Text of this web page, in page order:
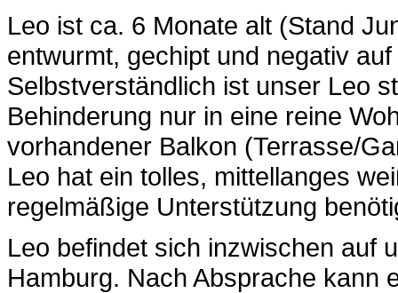
Leo ist ca. 6 Monate alt (Stand
entwurmt, gechipt und negativ
Selbstverständlich ist unser Leo
Behinderung nur in eine reine
vorhandener Balkon (Terrasse/
Leo hat ein tolles, mittellanges
regelmäßige Unterstützung
Leo befindet sich inzwischen auf
Hamburg. Nach Absprache kann